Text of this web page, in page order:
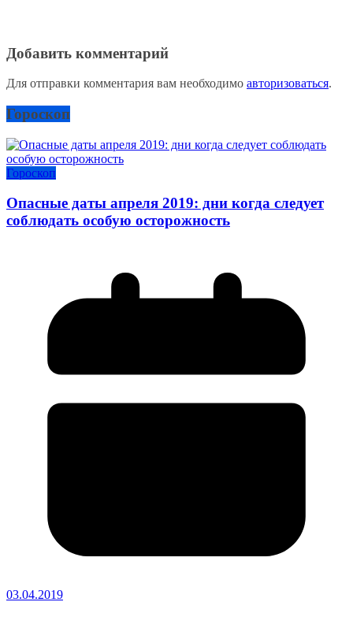
Добавить комментарий
Для отправки комментария вам необходимо авторизоваться.
Гороскоп
Гороскоп
Опасные даты апреля 2019: дни когда следует
соблюдать особую осторожность
03.04.2019